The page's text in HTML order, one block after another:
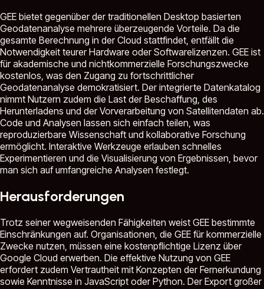
GEE bietet gegenüber der traditionellen Desktop basierten
Geodatenanalyse mehrere überzeugende Vorteile. Da die
gesamte Berechnung in der Cloud stattfindet, entfällt die
Notwendigkeit teurer Hardware oder Softwarelizenzen. GEE ist
für akademische und nichtkommerzielle Forschungszwecke
kostenlos, was den Zugang zu fortschrittlicher
Geodatenanalyse demokratisiert. Der integrierte Datenkatalog
nimmt Nutzern zudem die Last der Beschaffung, des
Herunterladens und der Vorverarbeitung von Satellitendaten ab.
Code und Analysen lassen sich einfach teilen, was
reproduzierbare Wissenschaft und kollaborative Forschung
ermöglicht. Interaktive Werkzeuge erlauben schnelles
Experimentieren und die Visualisierung von Ergebnissen, bevor
man sich auf umfangreiche Analysen festlegt.
Herausforderungen
Trotz seiner wegweisenden Fähigkeiten weist GEE bestimmte
Einschränkungen auf. Organisationen, die GEE für kommerzielle
Zwecke nutzen, müssen eine kostenpflichtige Lizenz über
Google Cloud erwerben. Die effektive Nutzung von GEE
erfordert zudem Vertrautheit mit Konzepten der Fernerkundung
sowie Kenntnisse in JavaScript oder Python. Der Export großer